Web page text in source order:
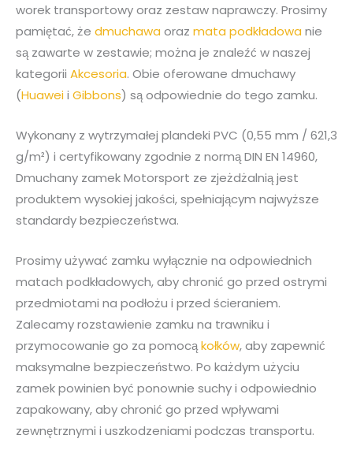
worek transportowy oraz zestaw naprawczy. Prosimy
pamiętać, że dmuchawa oraz mata podkładowa nie
są zawarte w zestawie; można je znaleźć w naszej
kategorii Akcesoria. Obie oferowane dmuchawy
(Huaweii Gibbons) są odpowiednie do tego zamku.
Wykonany z wytrzymałej plandeki PVC (0,55 mm / 621,3
g/m²) i certyfikowany zgodnie z normą DIN EN 14960,
Dmuchany zamek Motorsport ze zjeżdżalnią jest
produktem wysokiej jakości, spełniającym najwyższe
standardy bezpieczeństwa.
Prosimy używać zamku wyłącznie na odpowiednich
matach podkładowych, aby chronić go przed ostrymi
przedmiotami na podłożu i przed ścieraniem.
Zalecamy rozstawienie zamku na trawniku i
przymocowanie go za pomocąkołków, aby zapewnić
maksymalne bezpieczeństwo. Po każdym użyciu
zamek powinien być ponownie suchy i odpowiednio
zapakowany, aby chronić go przed wpływami
zewnętrznymi i uszkodzeniami podczas transportu.